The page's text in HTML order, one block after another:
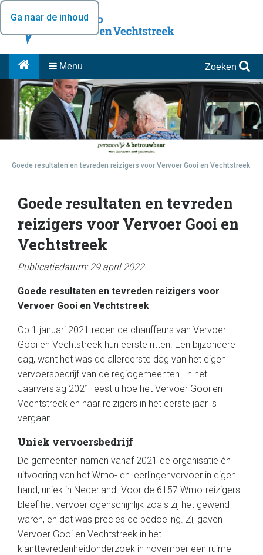
Ga naar de inhoud
Menu Zoeken
Goede resultaten en tevreden reizigers voor Vervoer Gooi en Vechtstreek
Goede resultaten en tevreden
reizigers voor Vervoer Gooi en
Vechtstreek
Publicatiedatum: 29 april 2022
Goede resultaten en tevreden reizigers voor
Vervoer Gooi en Vechtstreek
Op 1 januari 2021 reden de chauffeurs van Vervoer
Gooi en Vechtstreek hun eerste ritten. Een bijzondere
dag, want het was de allereerste dag van het eigen
vervoersbedrijf van de regiogemeenten. In het
Jaarverslag 2021 leest u hoe het Vervoer Gooi en
Vechtstreek en haar reizigers in het eerste jaar is
vergaan.
Uniek vervoersbedrijf
De gemeenten namen vanaf 2021 de organisatie én
uitvoering van het Wmo- en leerlingenvervoer in eigen
hand, uniek in Nederland. Voor de 6157 Wmo-reizigers
bleef het vervoer ogenschijnlijk zoals zij het gewend
waren, en dat was precies de bedoeling. Zij gaven
Vervoer Gooi en Vechtstreek in het
klanttevredenheidonderzoek in november een ruime